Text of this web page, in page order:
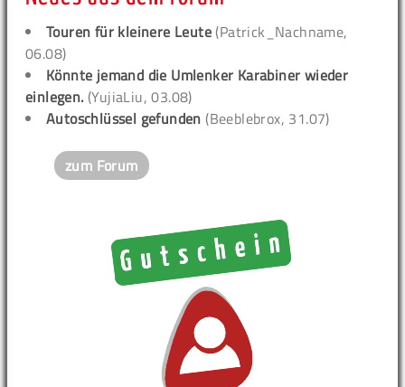
Touren für kleinere Leute (Patrick_Nachname,
06.08)
Könnte jemand die Umlenker Karabiner wieder
einlegen. (YujiaLiu, 03.08)
Autoschlüssel gefunden (Beeblebrox, 31.07)
zum Forum